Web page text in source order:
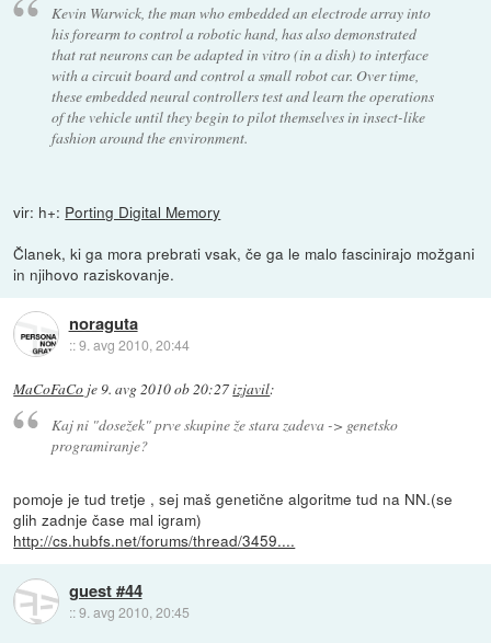
Kevin Warwick, the man who embedded an electrode array into
his forearm to control a robotic hand, has also demonstrated
that rat neurons can be adapted in vitro (in a dish) to interface
with a circuit board and control a small robot car. Over time,
these embedded neural controllers test and learn the operations
of the vehicle until they begin to pilot themselves in insect-like
fashion around the environment.
vir: h+: Porting Digital Memory
Članek, ki ga mora prebrati vsak, če ga le malo fascinirajo možgani
in njihovo raziskovanje.
noraguta
::9. avg 2010, 20:44
MaCoFaCo je9. avg 2010 ob 20:27izjavil:
Kaj ni "dosežek" prve skupine že stara zadeva -> genetsko
programiranje?
pomoje je tud tretje , sej maš genetične algoritme tud na NN.(se
glih zadnje čase mal igram)
http://cs.hubfs.net/forums/thread/3459....
guest #44
::9. avg 2010, 20:45